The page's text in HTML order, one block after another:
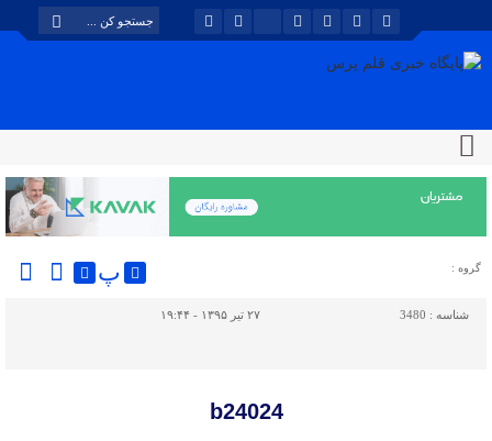
گروه : پ
شناسه : 3480 ۲۷ تیر ۱۳۹۵ - ۱۹:۴۴
b24024